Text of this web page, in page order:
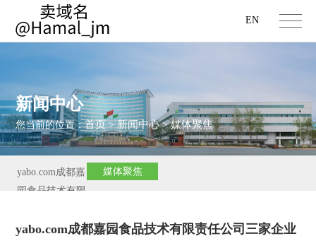
EN
新闻中心
您当前的位置：首页>新闻中心>媒体聚焦
yabo.com成都嘉
园食品技术有限
媒体聚焦
yabo.com成都嘉园食品技术有限责任公司三家企业